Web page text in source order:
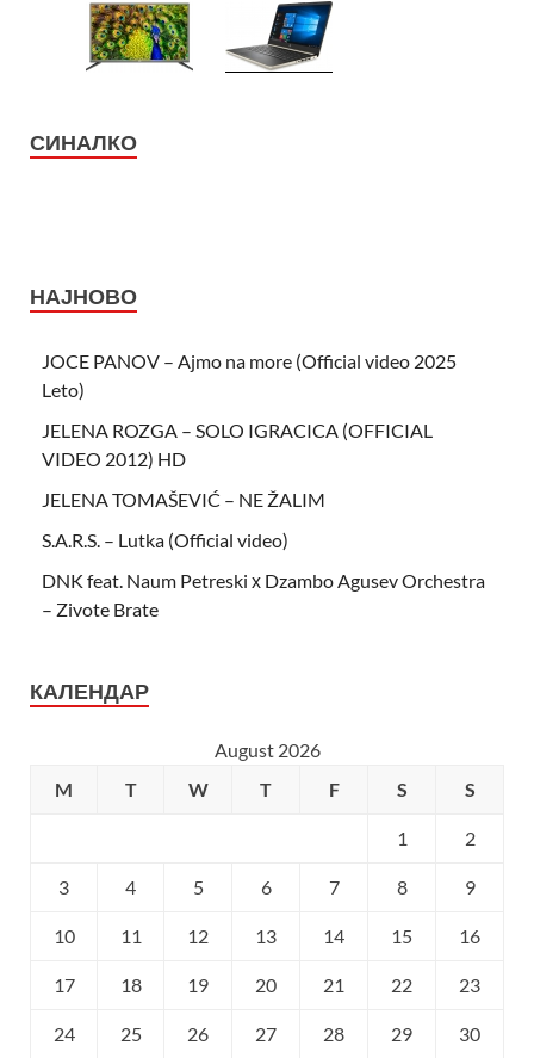
СИНАЛКО
НАЈНОВО
JOCE PANOV – Ajmo na more (Official video 2025
Leto)
JELENA ROZGA – SOLO IGRACICA (OFFICIAL
VIDEO 2012) HD
JELENA TOMAŠEVIĆ – NE ŽALIM
S.A.R.S. – Lutka (Official video)
DNK feat. Naum Petreski х Dzambo Agusev Orchestra
– Zivote Brate
КАЛЕНДАР
August 2026
M
T W T F S S
1 2
3 4 5 6 7 8 9
10 11 12 13 14 15 16
17 18 19 20 21 22 23
24 25 26 27 28 29 30